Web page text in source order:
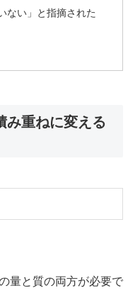
ない」と指摘された
み重ねに変える
量と質の両方が必要で